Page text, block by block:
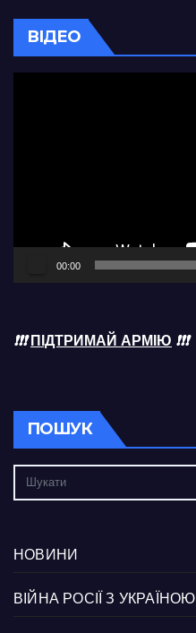
ВІДЕО
00:00
❗❗❗ ПІДТРИМАЙ АРМІЮ ❗❗❗
ПОШУК
НОВИНИ
ВІЙНА РОСІЇ З УКРАЇНОЮ